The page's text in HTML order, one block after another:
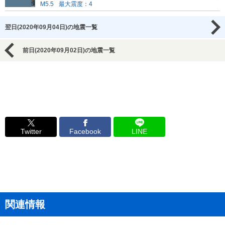
M5.5
最大震度：4
翌日(2020年09月04日)の地震一覧
前日(2020年09月02日)の地震一覧
Twitter Facebook LINE
関連情報